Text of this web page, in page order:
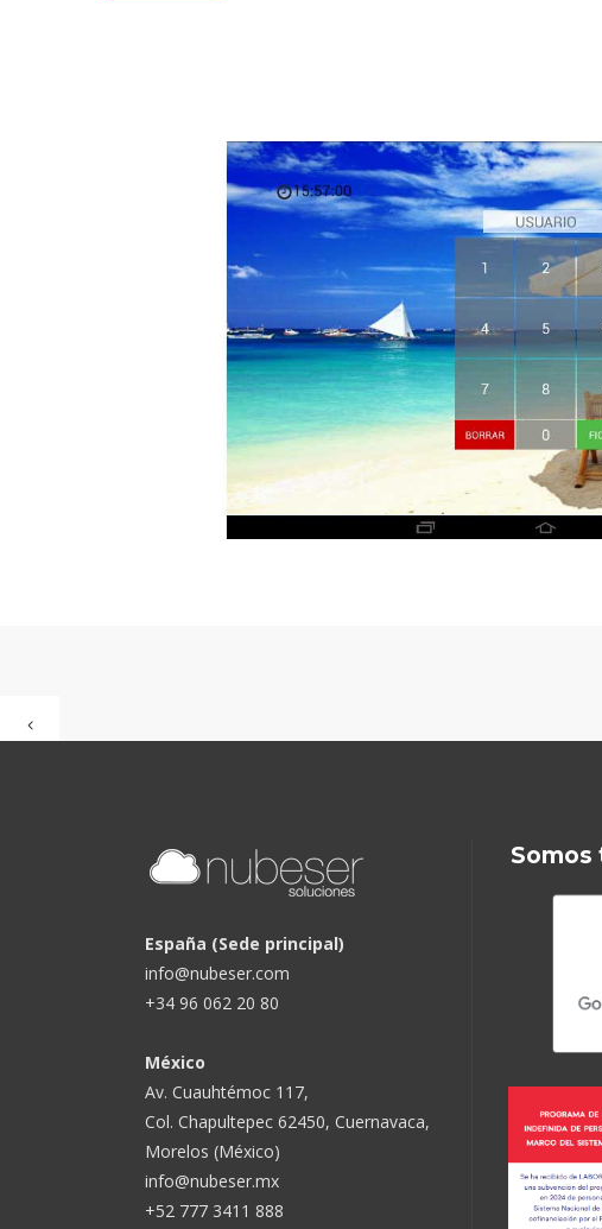
España (Sede principal)
info@nubeser.com
+34 96 062 20 80
México
Av. Cuauhtémoc 117,
Col. Chapultepec 62450, Cuernavaca,
Morelos (México)
info@nubeser.mx
+52 777 3411 888
Somos